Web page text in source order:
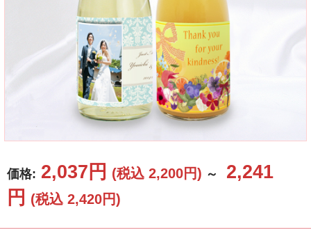
価格: 2,037円 (税込 2,200円) ～
2,241
円 (税込 2,420円)